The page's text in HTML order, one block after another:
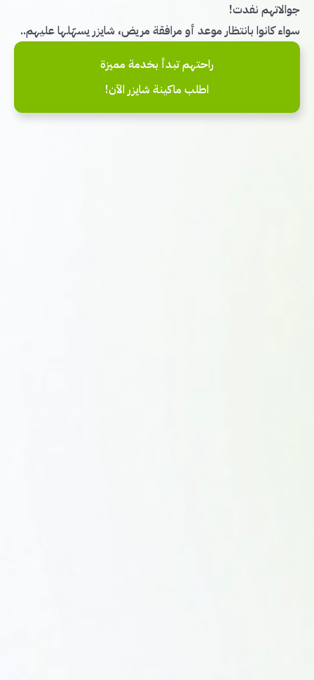
جوالاتهم نفدت!
سواء كانوا بانتظار موعد أو مرافقة مريض، شايزر يسهّلها عليهم..
راحتهم تبدأ بخدمة مميزة
اطلب ماكينة شايزر الآن!